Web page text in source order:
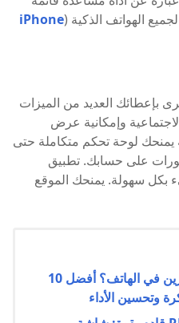
الهواتف الذكية (iPhone
بإعطائك العديد من الميزات
وإمكانية عرض
يمنحك لوحة تحكم متكاملة حتى
على حسابك. تطبيق
بكل سهولة. يمنحك الموقع
كيف أفرغ مساحة التخزين في الهاتف؟ أفضل 10
وتحسين الأداء